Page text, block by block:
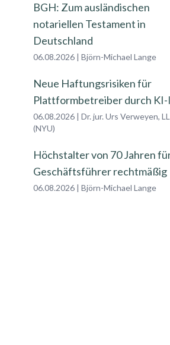
BGH: Zum ausländischen
notariellen Testament in
Deutschland
06.08.2026 | Björn-Michael Lange
Neue Haftungsrisiken für
Plattformbetreiber durch
06.08.2026 | Dr. jur. Urs Verweyen,
(NYU)
Höchstalter von 70 Jahren
Geschäftsführer rechtmäßig
06.08.2026 | Björn-Michael Lange